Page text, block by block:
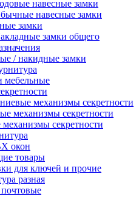
навесные замки
навесные замки
замки
замки общего
/ накидные замки
мебельные
механизмы секретности
механизмы секретности
секретности
окон
товары
для ключей и прочие
разная